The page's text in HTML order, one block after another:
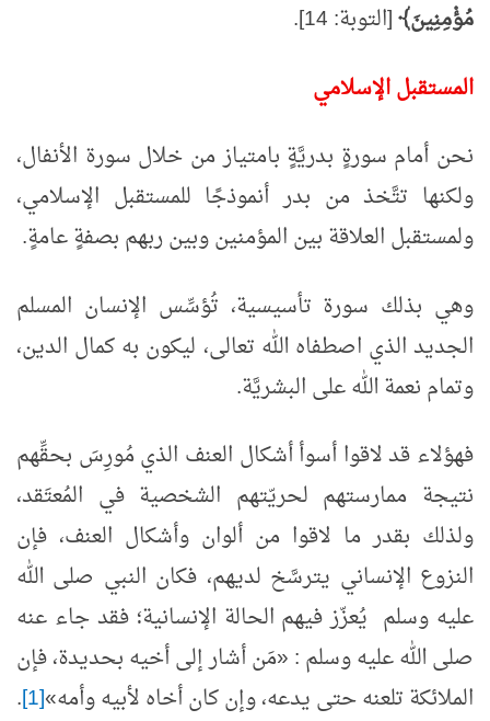
مُؤْمِنِينَ﴾[التوبة: 14].
المستقبل الإسلامي
نحن أمام سورةٍ بدريَّةٍ بامتياز من خلال سورة الأنفال،
ولكنها تتَّخذ من بدر أنموذجًا للمستقبل الإسلامي،
ولمستقبل العلاقة بين المؤمنين وبين ربهم بصفةٍ عامةٍ.
وهي بذلك سورة تأسيسية، تُؤسِّس الإنسان المسلم
الجديد الذي اصطفاه الله تعالى، ليكون به كمال الدين،
وتمام نعمة الله على البشريَّة.
فهؤلاء قد لاقوا أسوأ أشكال العنف الذي مُورِسَ بحقِّهم
نتيجة ممارستهم لحريّتهم الشخصية في المُعتَقد،
ولذلك بقدر ما لاقوا من ألوان وأشكال العنف، فإن
النزوع الإنساني يترسَّخ لديهم، فكان النبي صلى الله
عليه وسلم يُعزّز فيهم الحالة الإنسانية؛ فقد جاء عنه
صلى الله عليه وسلم : «مَن أشار إلى أخيه بحديدة، فإن
الملائكة تلعنه حتى يدعه، وإن كان أخاه لأبيه وأمه»[1]
.